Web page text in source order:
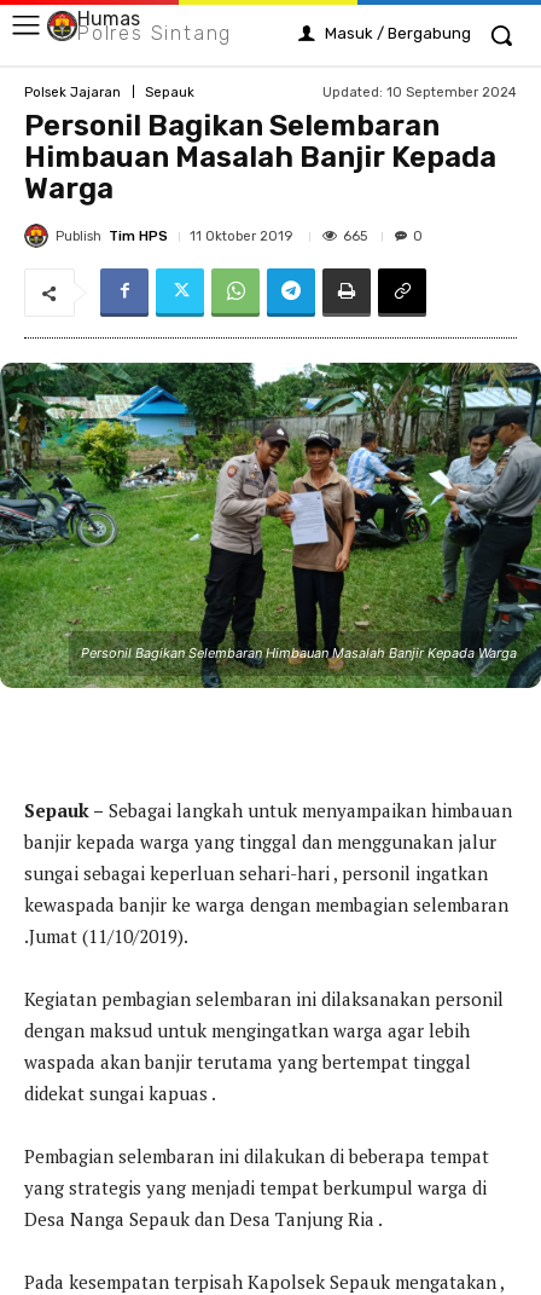
Humas
Polres Sintang Masuk / Bergabung
Polsek Jajaran Sepauk Updated: 10 September 2024
Personil Bagikan Selembaran
Himbauan Masalah Banjir Kepada
Warga
Publish Tim HPS 11 Oktober 2019 665 0
Personil Bagikan Selembaran Himbauan Masalah Banjir Kepada Warga
Sepauk – Sebagai langkah untuk menyampaikan himbauan
banjir kepada warga yang tinggal dan menggunakan jalur
sungai sebagai keperluan sehari-hari , personil ingatkan
kewaspada banjir ke warga dengan membagian selembaran
.Jumat (11/10/2019).
Kegiatan pembagian selembaran ini dilaksanakan personil
dengan maksud untuk mengingatkan warga agar lebih
waspada akan banjir terutama yang bertempat tinggal
didekat sungai kapuas .
Pembagian selembaran ini dilakukan di beberapa tempat
yang strategis yang menjadi tempat berkumpul warga di
Desa Nanga Sepauk dan Desa Tanjung Ria .
Pada kesempatan terpisah Kapolsek Sepauk mengatakan ,